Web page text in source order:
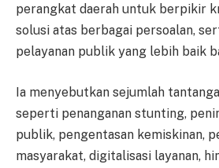
perangkat daerah untuk berpikir
solusi atas berbagai persoalan,
pelayanan publik yang lebih baik
Ia menyebutkan sejumlah
seperti penanganan stunting,
publik, pengentasan kemiskinan,
masyarakat, digitalisasi layanan,